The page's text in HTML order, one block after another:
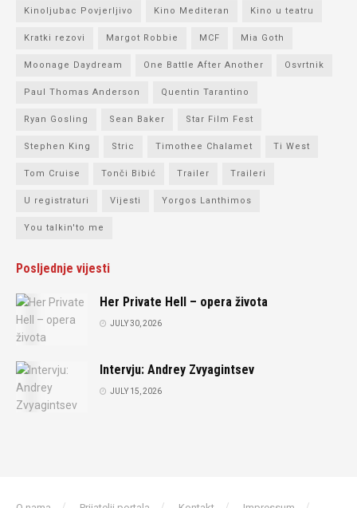
Kinoljubac Povjerljivo Kino Mediteran Kino u teatru
Kratki rezovi Margot Robbie MCF Mia Goth
Moonage Daydream One Battle After Another Osvrtnik
Paul Thomas Anderson Quentin Tarantino
Ryan Gosling Sean Baker Star Film Fest
Stephen King Stric Timothee Chalamet Ti West
Tom Cruise Tonči Bibić Trailer Traileri
U registraturi Vijesti Yorgos Lanthimos
You talkin'to me
Posljednje vijesti
Her Private Hell – opera života
JULY 30, 2026
Intervju: Andrey Zvyagintsev
JULY 15, 2026